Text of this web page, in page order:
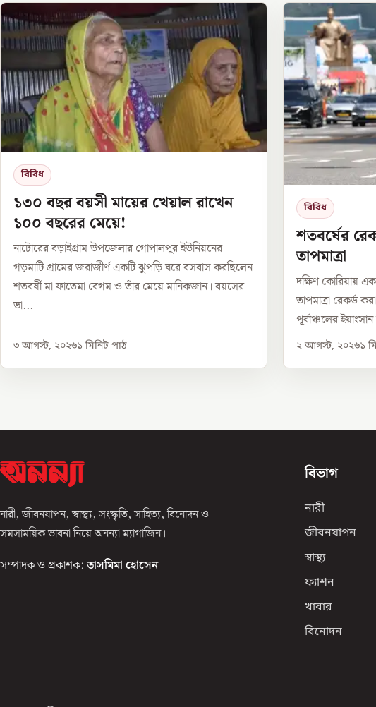
বিবিধ
১৩০ বছর বয়সী মায়ের খেয়াল রাখেন
১০০ বছরের মেয়ে!
নাটোরের বড়াইগ্রাম উপজেলার গোপালপুর ইউনিয়নের
গড়মাটি গ্রামের জরাজীর্ণ একটি ঝুপড়ি ঘরে বসবাস করছিলেন
শতবর্ষী মা ফাতেমা বেগম ও তাঁর মেয়ে মানিকজান। বয়সের
ভা...
৩ আগস্ট, ২০২৬১ মিনিট পাঠ
বিবিধ
শতবর্ষের
তাপমাত্রা
দক্ষিণ কোরিয়ায়
তাপমাত্রা রেকর্ড
পূর্বাঞ্চলের
২ আগস্ট, ২০২৬১
নারী, জীবনযাপন, স্বাস্থ্য, সংস্কৃতি, সাহিত্য, বিনোদন ও
সমসাময়িক ভাবনা নিয়ে অনন্যা ম্যাগাজিন।
সম্পাদক ও প্রকাশক: তাসমিমা হোসেন
বিভাগ
নারী
জীবনযাপন
স্বাস্থ্য
ফ্যাশন
খাবার
বিনোদন